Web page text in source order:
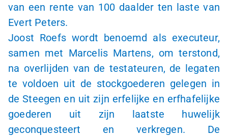
van een rente van 100 daalder ten laste van
Evert Peters.
Joost Roefs wordt benoemd als executeur,
samen met Marcelis Martens, om terstond,
na overlijden van de testateuren, de legaten
te voldoen uit de stockgoederen gelegen in
de Steegen en uit zijn erfelijke en erfhafelijke
goederen uit zijn laatste huwelijk
geconquesteert en verkregen. De